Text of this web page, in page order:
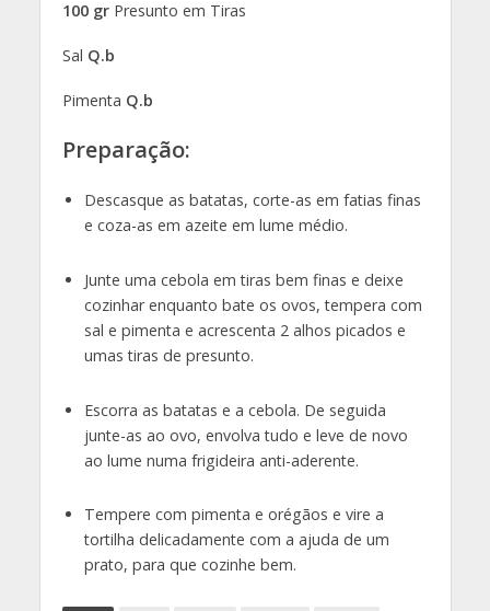
100 gr Presunto em Tiras
Sal Q.b
Pimenta Q.b
Preparação:
Descasque as batatas, corte-as em fatias finas
e coza-as em azeite em lume médio.
Junte uma cebola em tiras bem finas e deixe
cozinhar enquanto bate os ovos, tempera com
sal e pimenta e acrescenta 2 alhos picados e
umas tiras de presunto.
Escorra as batatas e a cebola. De seguida
junte-as ao ovo, envolva tudo e leve de novo
ao lume numa frigideira anti-aderente.
Tempere com pimenta e orégãos e vire a
tortilha delicadamente com a ajuda de um
prato, para que cozinhe bem.